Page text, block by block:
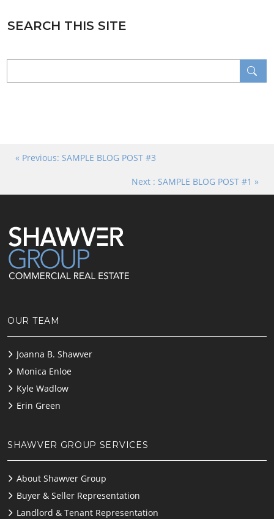
SEARCH THIS SITE
« Previous: SAMPLE BLOG POST #3
Next : SAMPLE BLOG POST #1 »
OUR TEAM
Joanna B. Shawver
Monica Enloe
Kyle Wadlow
Erin Green
SHAWVER GROUP SERVICES
About Shawver Group
Buyer & Seller Representation
Landlord & Tenant Representation